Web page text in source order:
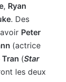
, Ryan
. Des
Peter
(actrice
Tran (Star
les deux